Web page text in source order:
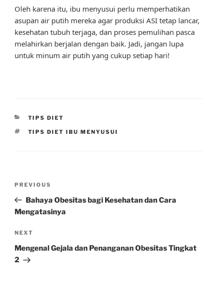
Oleh karena itu, ibu menyusui perlu memperhatikan
asupan air putih mereka agar produksi ASI tetap lancar,
kesehatan tubuh terjaga, dan proses pemulihan pasca
melahirkan berjalan dengan baik. Jadi, jangan lupa
untuk minum air putih yang cukup setiap hari!
CATEGORIES
TIPS DIET
TAGS
TIPS DIET IBU MENYUSUI
Previous
Post
PREVIOUS
Bahaya Obesitas bagi Kesehatan dan Cara
Mengatasinya
Next
Post
NEXT
Mengenal Gejala dan Penanganan Obesitas Tingkat
2